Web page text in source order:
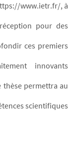
www.ietr.fr/, à
pour des
ces premiers
innovants
thèse permettra au
scientifiques